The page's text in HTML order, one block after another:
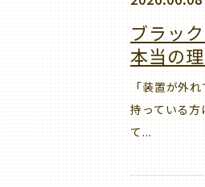
ブラッ
本当の
「装置が外
持っている
て...